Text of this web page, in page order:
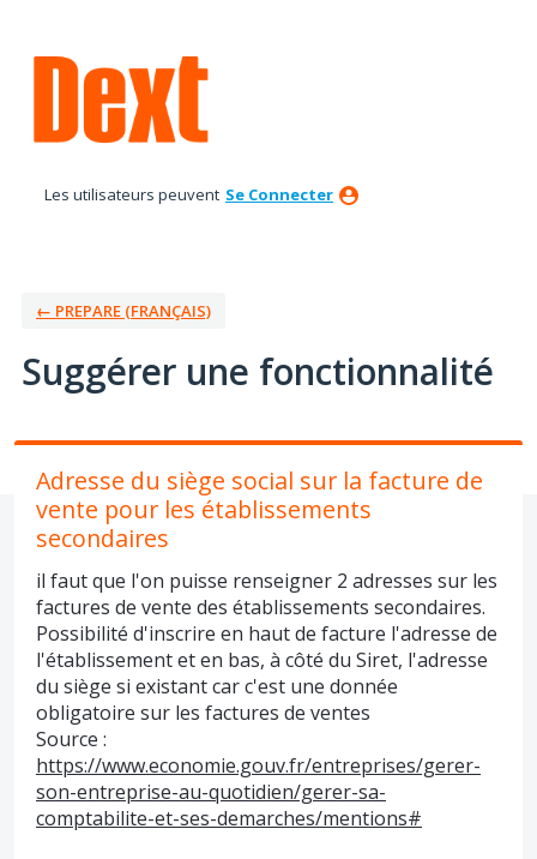
au
contenu
Les utilisateurs peuvent Se Connecter
← PREPARE (FRANÇAIS)
Suggérer une fonctionnalité
Adresse du siège social sur la facture de
vente pour les établissements
secondaires
il faut que l'on puisse renseigner 2 adresses sur les
factures de vente des établissements secondaires.
Possibilité d'inscrire en haut de facture l'adresse de
l'établissement et en bas, à côté du Siret, l'adresse
du siège si existant car c'est une donnée
obligatoire sur les factures de ventes
Source :
https://www.economie.gouv.fr/entreprises/gerer-
son-entreprise-au-quotidien/gerer-sa-
comptabilite-et-ses-demarches/mentions#